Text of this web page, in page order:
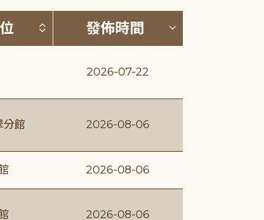
降冪)按發布單位排序 (升降冪)
發佈時間 按發佈時間
2026-07-22
分館 2026-08-06
2026-08-06
2026-08-06